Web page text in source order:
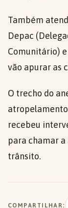
Também
Depac
Comunitário)
vão apurar as
O trecho do
recebeu
para chamar a
trânsito.
COMPARTILHAR: